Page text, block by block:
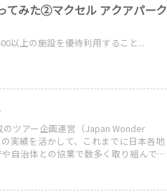
てみた②マクセル アクアパーク
以上の施設を優待利用すること...
ツアー企画運営（Japan Wonder
実績を活かして、これまでに日本各地
自治体との協業で数多く取り組んでき